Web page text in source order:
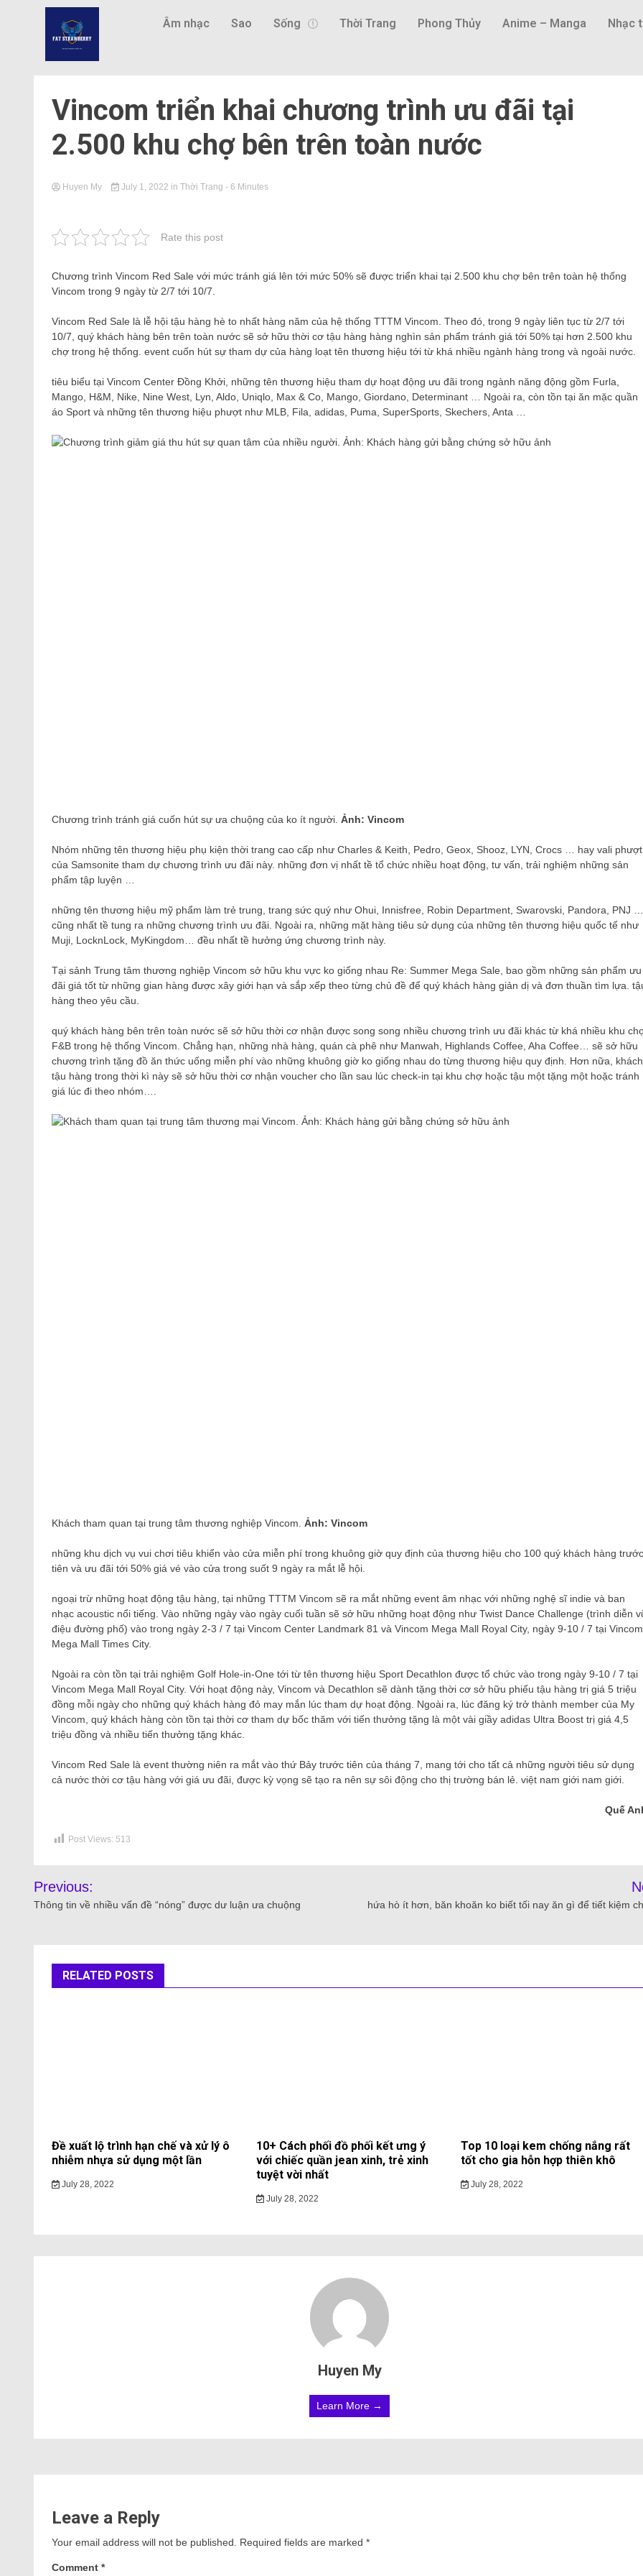
Âm nhạc Sao Sống Thời Trang Phong Thủy Anime – Manga Nhạc
Vincom triển khai chương trình ưu đãi tại
2.500 khu chợ bên trên toàn nước
Huyen My July 1, 2022 in Thời Trang - 6 Minutes
Rate this post
Chương trình Vincom Red Sale với mức tránh giá lên tới mức 50% sẽ được triển khai tại 2.500 khu chợ bên trên toàn hệ thống
Vincom trong 9 ngày từ 2/7 tới 10/7.
Vincom Red Sale là lễ hội tậu hàng hè to nhất hàng năm của hệ thống TTTM Vincom. Theo đó, trong 9 ngày liên tục từ 2/7 tới
10/7, quý khách hàng bên trên toàn nước sẽ sở hữu thời cơ tậu hàng hàng nghìn sản phẩm tránh giá tới 50% tại hơn 2.500 khu
chợ trong hệ thống. event cuốn hút sự tham dự của hàng loạt tên thương hiệu tới từ khá nhiều ngành hàng trong và ngoài nước.
tiêu biểu tại Vincom Center Đồng Khởi, những tên thương hiệu tham dự hoạt động ưu đãi trong ngành năng động gồm Furla,
Mango, H&M, Nike, Nine West, Lyn, Aldo, Uniqlo, Max & Co, Mango, Giordano, Determinant … Ngoài ra, còn tồn tại ăn mặc quần
áo Sport và những tên thương hiệu phượt như MLB, Fila, adidas, Puma, SuperSports, Skechers, Anta …
Chương trình tránh giá cuốn hút sự ưa chuộng của ko ít người. Ảnh: Vincom
Nhóm những tên thương hiệu phụ kiện thời trang cao cấp như Charles & Keith, Pedro, Geox, Shooz, LYN, Crocs … hay vali phượt
của Samsonite tham dự chương trình ưu đãi này. những đơn vị nhất tề tổ chức nhiều hoạt động, tư vấn, trải nghiệm những sản
phẩm tập luyện …
những tên thương hiệu mỹ phẩm làm trẻ trung, trang sức quý như Ohui, Innisfree, Robin Department, Swarovski, Pandora, PNJ …
cũng nhất tề tung ra những chương trình ưu đãi. Ngoài ra, những mặt hàng tiêu sử dụng của những tên thương hiệu quốc tế như
Muji, LocknLock, MyKingdom… đều nhất tề hưởng ứng chương trình này.
Tại sảnh Trung tâm thương nghiệp Vincom sở hữu ​​khu vực ko giống nhau Re: Summer Mega Sale, bao gồm những sản phẩm ưu
đãi giá tốt từ những gian hàng được xây giới hạn và sắp xếp theo từng chủ đề để quý khách hàng giản dị và đơn thuần tìm lựa.
hàng theo yêu cầu.
quý khách hàng bên trên toàn nước sẽ sở hữu thời cơ nhận được song song nhiều chương trình ưu đãi khác từ khá nhiều khu
F&B trong hệ thống Vincom. Chẳng hạn, những nhà hàng, quán cà phê như Manwah, Highlands Coffee, Aha Coffee… sẽ sở hữu
chương trình tặng đồ ăn thức uống miễn phí vào những khuông giờ ko giống nhau do từng thương hiệu quy định. Hơn nữa, khách
tậu hàng trong thời kì này sẽ sở hữu thời cơ nhận voucher cho lần sau lúc check-in tại khu chợ hoặc tậu một tặng một hoặc tránh
giá lúc đi theo nhóm….
Khách tham quan tại trung tâm thương nghiệp Vincom. Ảnh: Vincom
những khu dịch vụ vui chơi tiêu khiển vào cửa miễn phí trong khuông giờ quy định của thương hiệu cho 100 quý khách hàng trước
tiên và ưu đãi tới 50% giá vé vào cửa trong suốt 9 ngày ra mắt lễ hội.
ngoại trừ những hoạt động tậu hàng, tại những TTTM Vincom sẽ ra mắt những event âm nhạc với những nghệ sĩ indie và ban
nhạc acoustic nổi tiếng. Vào những ngày vào ngày cuối tuần sẽ sở hữu những hoạt động như Twist Dance Challenge (trình diễn
điệu đường phố) vào trong ngày 2-3 / 7 tại Vincom Center Landmark 81 và Vincom Mega Mall Royal City, ngày 9-10 / 7 tại Vincom
Mega Mall Times City.
Ngoài ra còn tồn tại trải nghiệm Golf Hole-in-One tới từ tên thương hiệu Sport Decathlon được tổ chức vào trong ngày 9-10 / 7 tại
Vincom Mega Mall Royal City. Với hoạt động này, Vincom và Decathlon sẽ dành tặng thời cơ sở hữu phiếu tậu hàng trị giá 5 triệu
đồng mỗi ngày cho những quý khách hàng đỏ may mắn lúc tham dự hoạt động. Ngoài ra, lúc đăng ký trở thành member của My
Vincom, quý khách hàng còn tồn tại thời cơ tham dự bốc thăm với tiến thưởng tặng là một vài giầy adidas Ultra Boost trị giá 4,5
triệu đồng và nhiều tiến thưởng tặng khác.
Vincom Red Sale là event thường niên ra mắt vào thứ Bảy trước tiên của tháng 7, mang tới cho tất cả những người tiêu sử dụng
cả nước thời cơ tậu hàng với giá ưu đãi, được kỳ vọng sẽ tạo ra nên sự sôi động cho thị trường bán lẻ. việt nam giới nam giới.
Quế
Post Views: 513
Previous:
Thông tin về nhiều vấn đề “nóng” được dư luận ưa chuộng hứa hò ít hơn, băn khoăn ko biết tối nay ăn gì để tiết kiệm
RELATED POSTS
Đề xuất lộ trình hạn chế và xử lý ô
nhiễm nhựa sử dụng một lần
July 28, 2022
10+ Cách phối đồ phối kết ưng ý
với chiếc quần jean xinh, trẻ xinh
tuyệt vời nhất
July 28, 2022
Top 10 loại kem chống nắng rất
tốt cho gia hỗn hợp thiên khô
July 28, 2022
Huyen My
Learn More →
Leave a Reply
Your email address will not be published. Required fields are marked *
Comment *